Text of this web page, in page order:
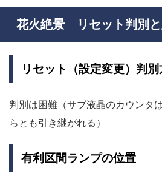
花火絶景 リセット判別
リセット（設定変更）判
判別は困難（サブ液晶のカウンタ
らとも引き継がれる）
有利区間ランプの位置